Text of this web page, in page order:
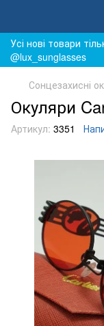
Усі нові товари
@lux_sunglasses
Сонцезахисні
Окуляри
Артикул: 3351